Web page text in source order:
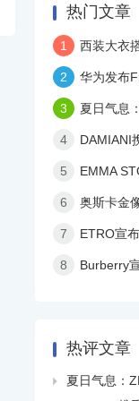
热门文章
1 西装大衣
2 华为发布
3 夏日气息：
4 DAMIANI携
5 EMMA
6 奥斯卡金像奖最佳
7 ETRO宣
8 Burberry宣
热评文章

夏日气息：ZENITH